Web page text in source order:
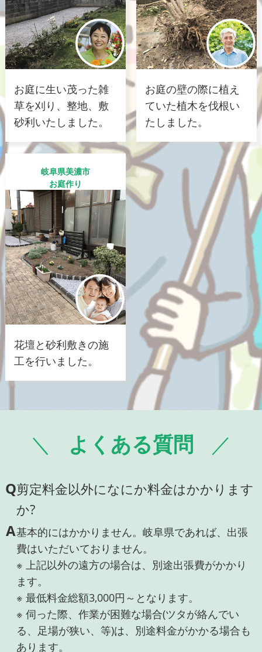
お庭に生い茂った雑
草を刈り、整地、敷
砂利いたしました。
お庭の壁の際に植え
ていた植木を伐根い
たしました。
岐阜県美濃市
お庭作り
花壇と砂利敷きの施
工を行いました。
よくある質問
Q剪定料金以外になにか料金はかかります
か?
A基本的にはかかりません。岐阜県であれば、出張
費はいただいておりません。
※ 上記以外の遠方の場合は、別途出張費がかかり
ます。
※ 最低料金総額3,000円～となります。
※ 伺った際、作業が困難な場合(ツタが絡んでい
る、足場が狭い、等)は、別途料金がかかる場合も
あります。